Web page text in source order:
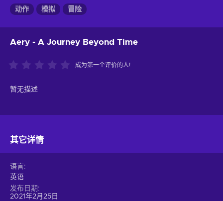
动作 模拟 冒险
Aery - A Journey Beyond Time
成为第一个评价的人!
暂无描述
其它详情
语言
英语
发布日期
2021年2月25日